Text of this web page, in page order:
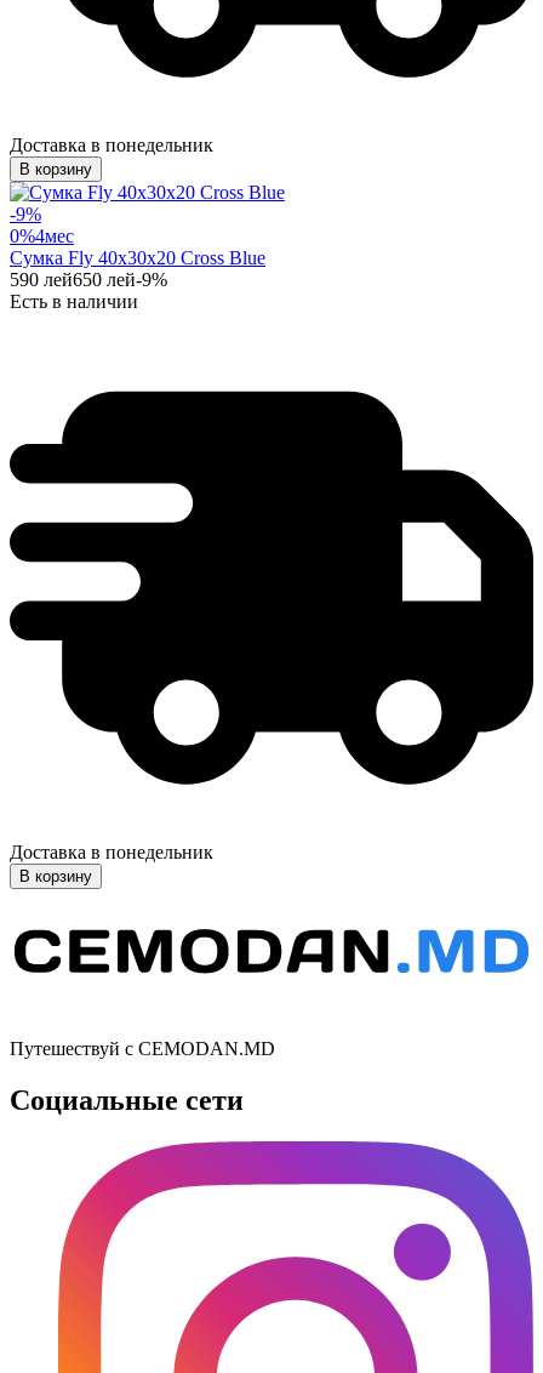
Доставка в понедельник
В корзину
-9%
0%4мес
Сумка Fly 40x30x20 Cross Blue
590 лей650 лей-9%
Есть в наличии
Доставка в понедельник
В корзину
Путешествуй с CEMODAN.MD
Социальные сети